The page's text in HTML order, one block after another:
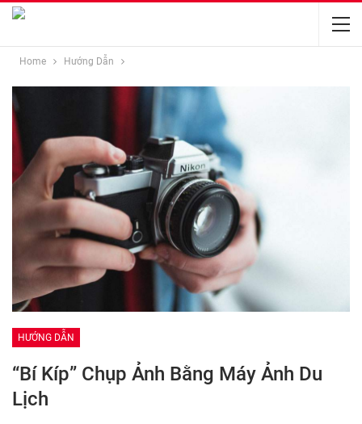
Home Hướng Dẫn
HƯỚNG DẪN
“Bí Kíp” Chụp Ảnh Bằng Máy Ảnh Du
Lịch